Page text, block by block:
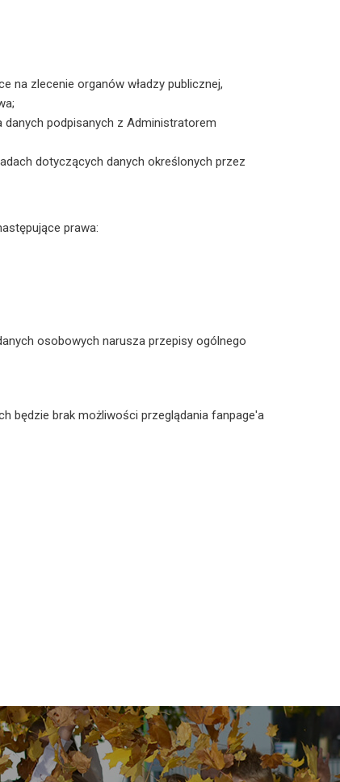
na zlecenie organów władzy publicznej,
podpisanych z Administratorem
dotyczących danych określonych przez
prawa:
osobowych narusza przepisy ogólnego
będzie brak możliwości przeglądania fanpage'a